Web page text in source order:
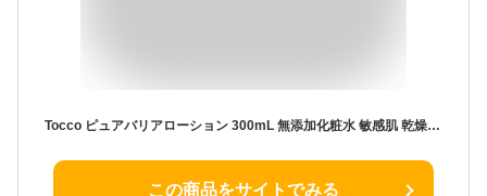
Tocco ピュアバリアローション 300mL 無添加化粧水 敏感肌 乾燥肌 保湿化粧水 赤ちゃん 大容量 日本製
この商品をサイトでみる